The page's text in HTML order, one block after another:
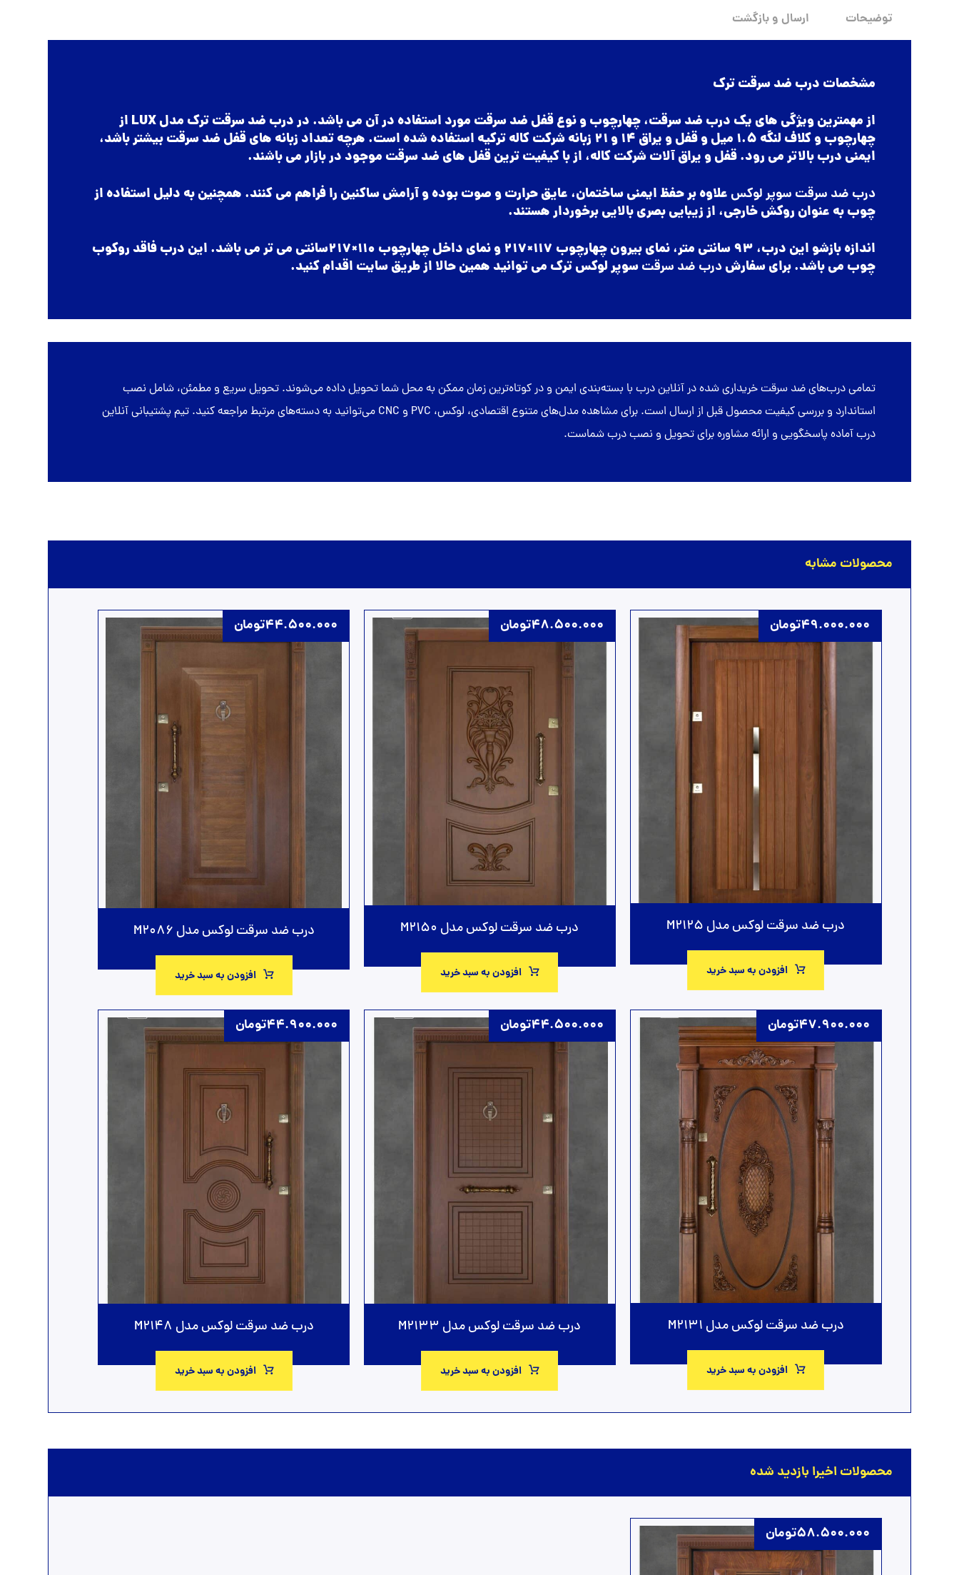
توضیحات ارسال و بازگشت
مشخصات درب ضد سرقت ترک
از مهمترین ویژگی های یک درب ضد سرقت، چهارچوب و نوع قفل ضد سرقت مورد استفاده در آن می باشد. در درب ضد سرقت ترک مدل LUX از
چهارچوب و کلاف لنگه 1.5 میل و قفل و یراق 14 و 21 زبانه شرکت کاله ترکیه استفاده شده است. هرچه تعداد زبانه های قفل ضد سرقت بیشتر باشد،
ایمنی درب بالاتر می رود. قفل و یراق آلات شرکت کاله، از با کیفیت ترین قفل های ضد سرقت موجود در بازار می باشند.
درب ضد سرقت سوپر لوکس علاوه بر حفظ ایمنی ساختمان، عایق حرارت و صوت بوده و آرامش ساکنین را فراهم می کنند. همچنین به دلیل استفاده از
چوب به عنوان روکش خارجی، از زیبایی بصری بالایی برخوردار هستند.
اندازه بازشو این درب، 93 سانتی متر، نمای بیرون چهارچوب 117×217 و نمای داخل چهارچوب 110×217سانتی می تر می باشد. این درب فاقد روکوب
چوب می باشد. برای سفارشدرب ضد سرقتسوپر لوکس ترک می توانید همین حالا از طریق سایت اقدام کنید.
تمامیدرب‌های ضد سرقتخریداری شده درآنلاین درب با بسته‌بندی ایمن و در کوتاه‌ترین زمان ممکن به محل شما تحویل داده می‌شوند. تحویل سریع و مطمئن، شامل نصب
استاندارد و بررسی کیفیت محصول قبل از ارسال است. برای مشاهده مدل‌های متنوع اقتصادی، لوکس، PVC و CNC می‌توانید به دسته‌های مرتبط مراجعه کنید. تیم پشتیبانی آنلاین
درب آماده پاسخگویی و ارائه مشاوره برای تحویل و نصب درب شماست.
محصولات مشابه
درب ضد سرقت لوکس مدل M2125
49.000.000تومان
افزودن به سبد خرید
درب ضد سرقت لوکس مدل M2150
48.500.000تومان
افزودن به سبد خرید
درب ضد سرقت لوکس مدل M2086
44.500.000تومان
افزودن به سبد خرید
درب ضد سرقت لوکس مدل M2131
47.900.000تومان
افزودن به سبد خرید
درب ضد سرقت لوکس مدل M2133
44.500.000تومان
افزودن به سبد خرید
درب ضد سرقت لوکس مدل M2148
44.900.000تومان
افزودن به سبد خرید
محصولات اخیرا بازدید شده
58.500.000تومان